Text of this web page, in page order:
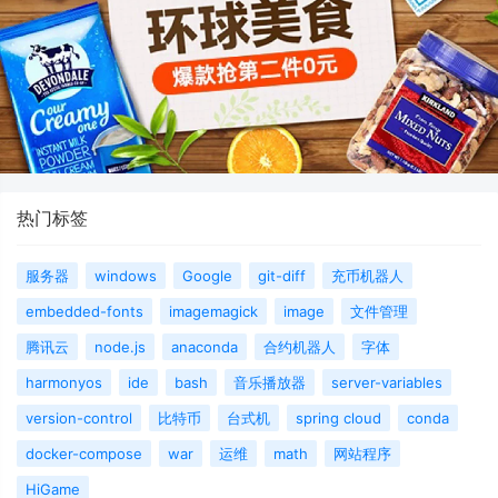
热门标签
服务器 windows Google git-diff
充币机器人
embedded-fonts
imagemagick image
文件管理
腾讯云
node.js anaconda 合约机器人
字体
harmonyos
ide bash 音乐播放器
server-variables
version-control
比特币 台式机 spring cloud
conda
docker-compose
war 运维 math
网站程序
HiGame